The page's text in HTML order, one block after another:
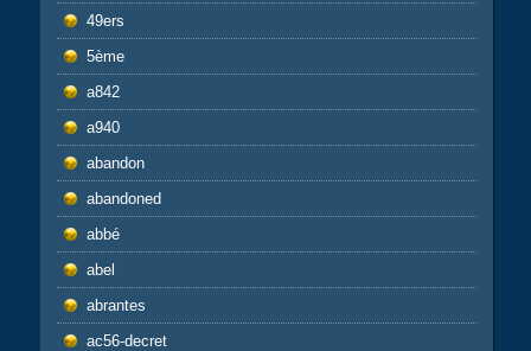
49ers
5ème
a842
a940
abandon
abandoned
abbé
abel
abrantes
ac56-decret